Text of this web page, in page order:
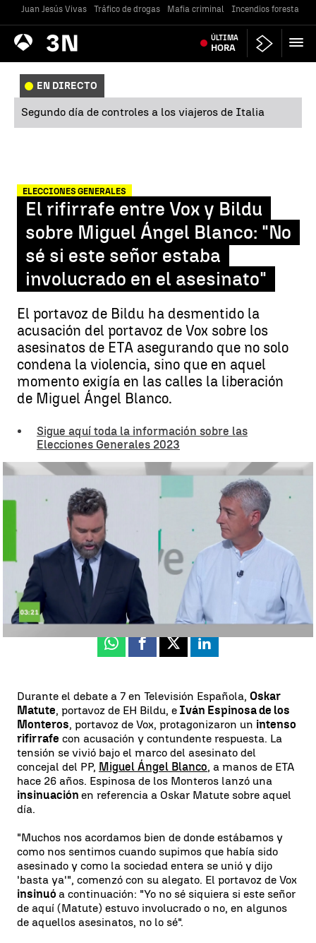
Juan Jesús Vivas Tráfico de drogas Mafia criminal Incendios forestales
Antena
3 Noticias ÚLTIMA
HORA
EN DIRECTO
Segundo día de controles a los viajeros de Italia
ELECCIONES GENERALES
El rifirrafe entre Vox y Bildu
sobre Miguel Ángel Blanco: "No
sé si este señor estaba
involucrado en el asesinato"
El portavoz de Bildu ha desmentido la
acusación del portavoz de Vox sobre los
asesinatos de ETA asegurando que no solo
condena la violencia, sino que en aquel
momento exigía en las calles la liberación
de Miguel Ángel Blanco.
Sigue aquí toda la información sobre las
Elecciones Generales 2023
Rifirrafe entre Espinosa de los Monteros y Oskar Matute |Antena 3
Noticias
Luis Alcantud
Publicado:
14 de julio de 2023, 09:19
Whatsapp
Facebook
X Linkedin
Durante el debate a 7 en Televisión Española, Oskar
Matute, portavoz de EH Bildu, e Iván Espinosa de los
Monteros, portavoz de Vox, protagonizaron un intenso
rifirrafe con acusación y contundente respuesta. La
tensión se vivió bajo el marco del asesinato del
concejal del PP, Miguel Ángel Blanco, a manos de ETA
hace 26 años. Espinosa de los Monteros lanzó una
insinuación en referencia a Oskar Matute sobre aquel
día.
"Muchos nos acordamos bien de donde estábamos y
como nos sentimos cuando supimos que había sido
asesinado y como la sociedad entera se unió y dijo
'basta ya'", comenzó con su alegato. El portavoz de Vox
insinuó a continuación: "Yo no sé siquiera si este señor
de aquí (Matute) estuvo involucrado o no, en algunos
de aquellos asesinatos, no lo sé".